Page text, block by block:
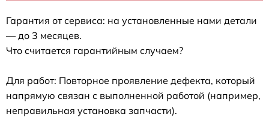
Гарантия от сервиса: на установленные нами детали
— до 3 месяцев.
Что считается гарантийным случаем?
Для работ: Повторное проявление дефекта, который
напрямую связан с выполненной работой (например,
неправильная установка запчасти).